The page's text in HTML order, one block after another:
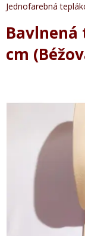
Jednofarebná
Bavlnená
cm